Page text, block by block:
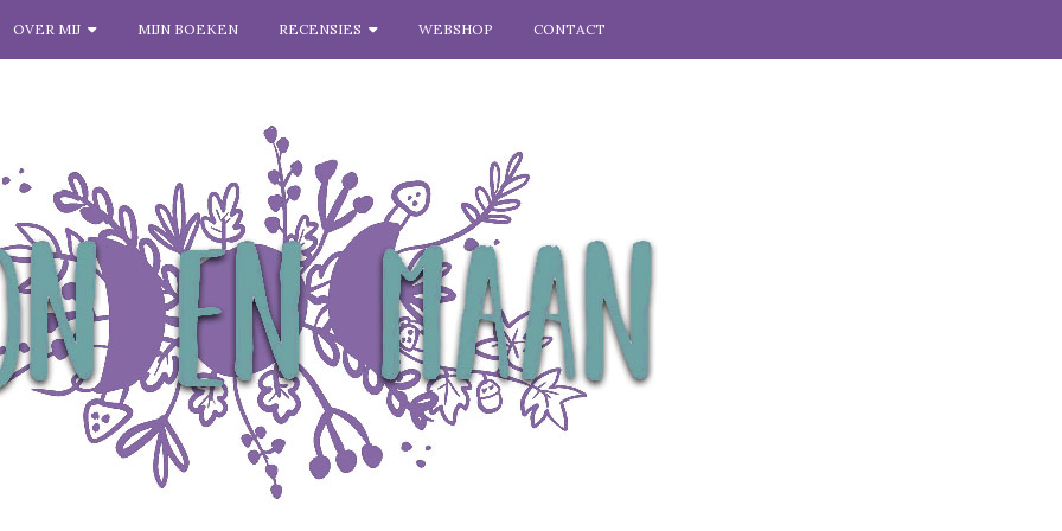
OVER MIJ MIJN BOEKEN RECENSIES WEBSHOP CONTACT